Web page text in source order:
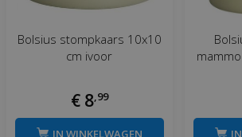
Bolsius stompkaars 10x10
cm ivoor
€ 8 99
IN WINKELWAGEN